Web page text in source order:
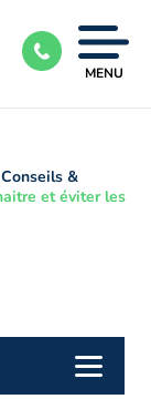
Ouvrir
MENU
Conseils &
et éviter les